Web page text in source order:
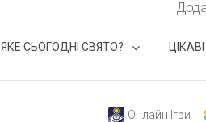
ЯКЕ СЬОГОДНІ СВЯТО?
Онлайн Ігри